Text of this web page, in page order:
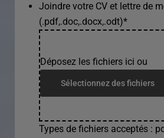
Joindre votre CV et lettre de
(.pdf,.doc,.docx,.odt)*
Déposez les fichiers ici ou
Sélectionnez des fichiers
Types de fichiers acceptés :